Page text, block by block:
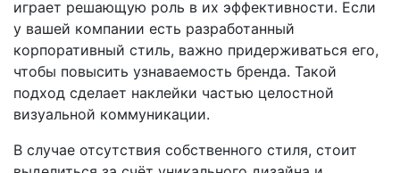
играет решающую роль в их эффективности. Если
у вашей компании есть разработанный
корпоративный стиль, важно придерживаться его,
чтобы повысить узнаваемость бренда. Такой
подход сделает наклейки частью целостной
визуальной коммуникации.
В случае отсутствия собственного стиля, стоит